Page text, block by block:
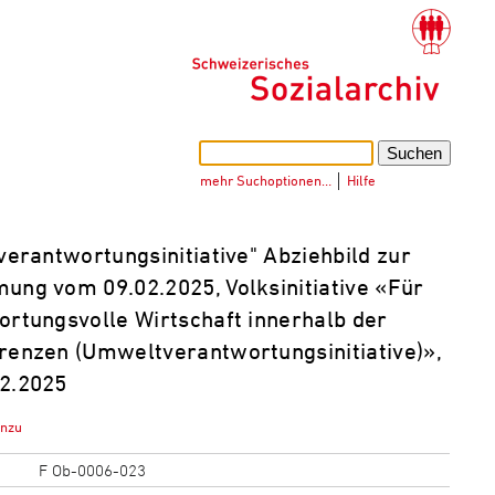
mehr Suchoptionen… Hilfe
Abziehbild zur
vom 09.02.2025, Volksinitiative «Für
Wirtschaft innerhalb der
(Umweltverantwortungsinitiative)»,
F Ob-0006-023